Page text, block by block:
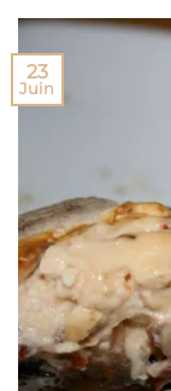
23
Juin